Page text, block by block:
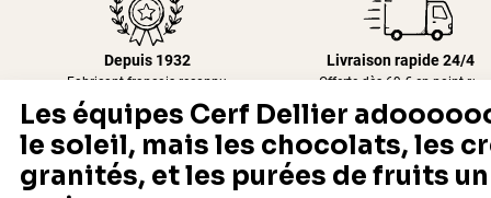
Depuis 1932
Fabricant français reconnu
Livraison rapide 24/48h
Offerte dès 69 € en point